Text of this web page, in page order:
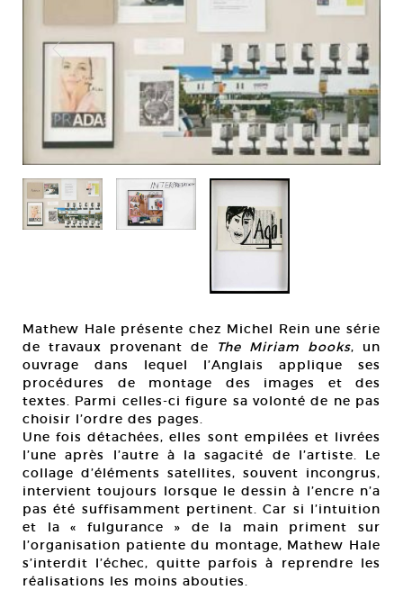
Mathew Hale présente chez Michel Rein une série
de travaux provenant de
The Miriam books, un
ouvrage dans lequel l’Anglais applique ses
procédures de montage des images et des
textes. Parmi celles-ci figure sa volonté de ne pas
choisir l’ordre des pages.
Une fois détachées, elles sont empilées et livrées
l’une après l’autre à la sagacité de l’artiste. Le
collage d’éléments satellites, souvent incongrus,
intervient toujours lorsque le dessin à l’encre n’a
pas été suffisamment pertinent. Car si l’intuition
et la « fulgurance » de la main priment sur
l’organisation patiente du montage, Mathew Hale
s’interdit l’échec, quitte parfois à reprendre les
réalisations les moins abouties.